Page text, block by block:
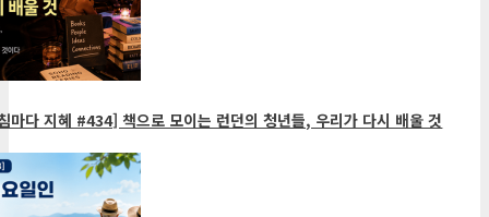
다 지혜 #434] 책으로 모이는 런던의 청년들, 우리가 다시 배울 것